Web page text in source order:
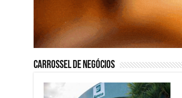
Carrossel de Negócios